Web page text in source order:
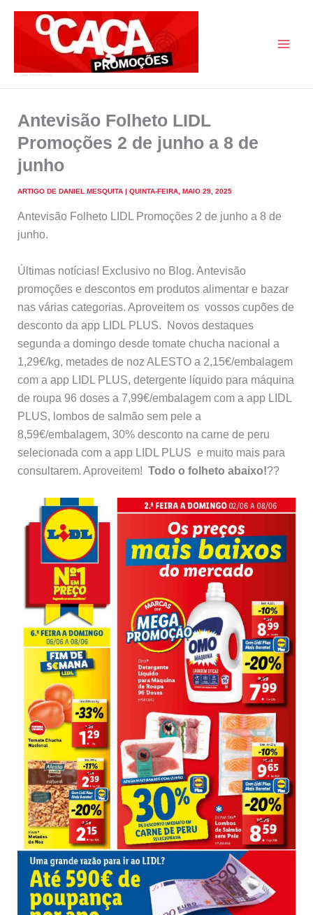
Antevisão Folheto LIDL
Promoções 2 de junho a 8 de
junho
ARTIGO DE DANIEL MESQUITA | QUINTA-FEIRA, MAIO 29, 2025
Antevisão Folheto LIDL Promoções 2 de junho a 8 de
junho.
Últimas notícias! Exclusivo no Blog. Antevisão
promoções e descontos em produtos alimentar e bazar
nas várias categorias. Aproveitem os vossos cupões de
desconto da app LIDL PLUS. Novos destaques
segunda a domingo desde tomate chucha nacional a
1,29€/kg, metades de noz ALESTO a 2,15€/embalagem
com a app LIDL PLUS, detergente líquido para máquina
de roupa 96 doses a 7,99€/embalagem com a app LIDL
PLUS, lombos de salmão sem pele a
8,59€/embalagem, 30% desconto na carne de peru
selecionada com a app LIDL PLUS e muito mais para
consultarem. Aproveitem! Todo o folheto abaixo!??